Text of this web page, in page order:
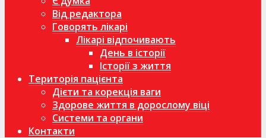
Від редактора
Говорять лікарі
Лікарі відпочивають
День в історії
Історії з життя
Територія пацієнта
Дієти та корекція ваги
Здорове життя в дорослому віці
Системи та органи
Контакти